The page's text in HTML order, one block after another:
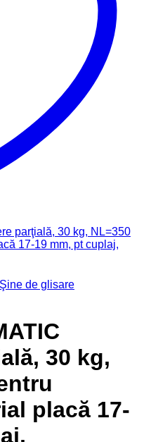
Şine de glisare
30 kg,
placă 17-